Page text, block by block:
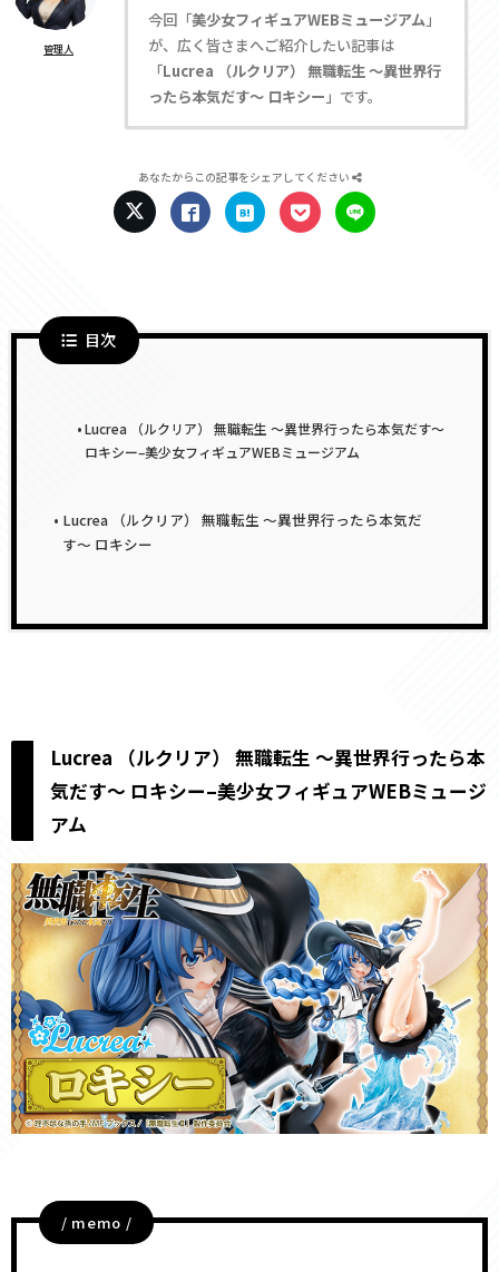
管理人
今回「美少女フィギュアWEBミュージアム」
が、広く皆さまへご紹介したい記事は
「Lucrea （ルクリア） 無職転生 〜異世界行
ったら本気だす〜 ロキシー 」です。
あなたからこの記事をシェアしてください
目次
Lucrea （ルクリア） 無職転生 〜異世界行ったら本気だす〜
ロキシー–美少女フィギュアWEBミュージアム
Lucrea （ルクリア） 無職転生 〜異世界行ったら本気だ
す〜 ロキシー
Lucrea （ルクリア） 無職転生 〜異世界行ったら本
気だす〜 ロキシー–美少女フィギュアWEBミュージ
アム
/ memo /